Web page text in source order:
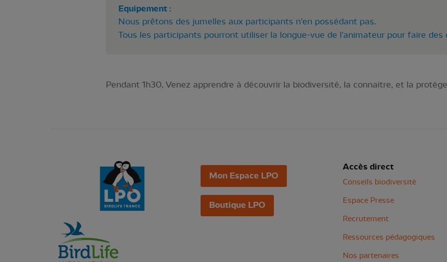
Equipement :
Nous prêtons des jumelles aux participants n'en possédant pas.
Tous les participants pourront utiliser la longue-vue de l'animateur pour faire des
Pendant 1h30, Venez apprendre à découvrir la biodiversité, la connaitre, et la
Mon Espace LPO
Boutique LPO
Accès direct
Conseils biodiversité
Espace Presse
Recrutement
Ressources pédagogiques
Nos partenaires